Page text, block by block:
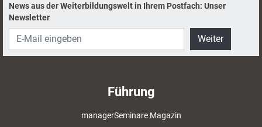
News aus der Weiterbildungswelt in Ihrem Postfach: Unser
Newsletter
Weiter
Führung
managerSeminare Magazin